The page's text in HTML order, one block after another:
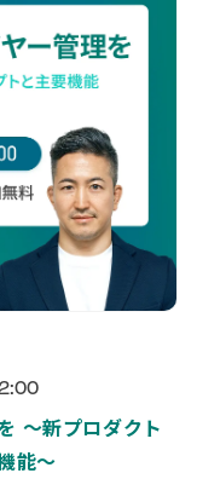
〜新プロダクト
能〜